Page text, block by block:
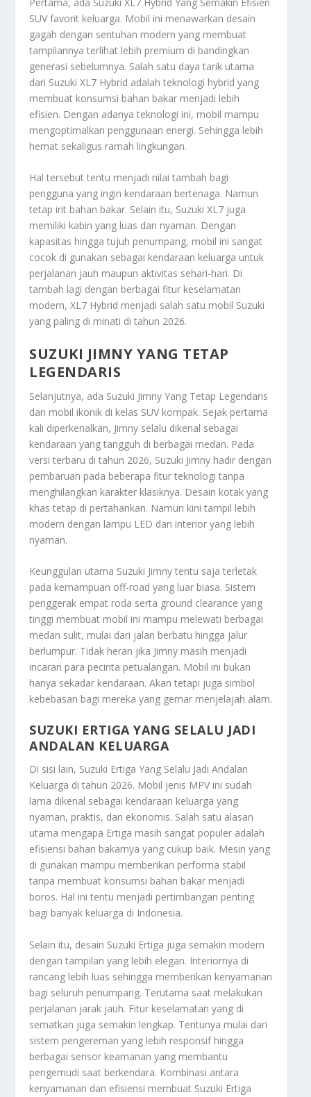
SUV favorit keluarga. Mobil ini menawarkan desain
gagah dengan sentuhan modern yang membuat
tampilannya terlihat lebih premium di bandingkan
generasi sebelumnya. Salah satu daya tarik utama
dari Suzuki XL7 Hybrid adalah teknologi hybrid yang
membuat konsumsi bahan bakar menjadi lebih
efisien. Dengan adanya teknologi ini, mobil mampu
mengoptimalkan penggunaan energi. Sehingga lebih
hemat sekaligus ramah lingkungan.
Hal tersebut tentu menjadi nilai tambah bagi
pengguna yang ingin kendaraan bertenaga. Namun
tetap irit bahan bakar. Selain itu, Suzuki XL7 juga
memiliki kabin yang luas dan nyaman. Dengan
kapasitas hingga tujuh penumpang, mobil ini sangat
cocok di gunakan sebagai kendaraan keluarga untuk
perjalanan jauh maupun aktivitas sehari-hari. Di
tambah lagi dengan berbagai fitur keselamatan
modern, XL7 Hybrid menjadi salah satu mobil Suzuki
yang paling di minati di tahun 2026.
SUZUKI JIMNY YANG TETAP
LEGENDARIS
Selanjutnya, ada Suzuki Jimny Yang Tetap Legendaris
dan mobil ikonik di kelas SUV kompak. Sejak pertama
kali diperkenalkan, Jimny selalu dikenal sebagai
kendaraan yang tangguh di berbagai medan. Pada
versi terbaru di tahun 2026, Suzuki Jimny hadir dengan
pembaruan pada beberapa fitur teknologi tanpa
menghilangkan karakter klasiknya. Desain kotak yang
khas tetap di pertahankan. Namun kini tampil lebih
modern dengan lampu LED dan interior yang lebih
nyaman.
Keunggulan utama Suzuki Jimny tentu saja terletak
pada kemampuan off-road yang luar biasa. Sistem
penggerak empat roda serta ground clearance yang
tinggi membuat mobil ini mampu melewati berbagai
medan sulit, mulai dari jalan berbatu hingga jalur
berlumpur. Tidak heran jika Jimny masih menjadi
incaran para pecinta petualangan. Mobil ini bukan
hanya sekadar kendaraan. Akan tetapi juga simbol
kebebasan bagi mereka yang gemar menjelajah alam.
SUZUKI ERTIGA YANG SELALU JADI
ANDALAN KELUARGA
Di sisi lain, Suzuki Ertiga Yang Selalu Jadi Andalan
Keluarga di tahun 2026. Mobil jenis MPV ini sudah
lama dikenal sebagai kendaraan keluarga yang
nyaman, praktis, dan ekonomis. Salah satu alasan
utama mengapa Ertiga masih sangat populer adalah
efisiensi bahan bakarnya yang cukup baik. Mesin yang
di gunakan mampu memberikan performa stabil
tanpa membuat konsumsi bahan bakar menjadi
boros. Hal ini tentu menjadi pertimbangan penting
bagi banyak keluarga di Indonesia.
Selain itu, desain Suzuki Ertiga juga semakin modern
dengan tampilan yang lebih elegan. Interiornya di
rancang lebih luas sehingga memberikan kenyamanan
bagi seluruh penumpang. Terutama saat melakukan
perjalanan jarak jauh. Fitur keselamatan yang di
sematkan juga semakin lengkap. Tentunya mulai dari
sistem pengereman yang lebih responsif hingga
berbagai sensor keamanan yang membantu
pengemudi saat berkendara. Kombinasi antara
kenyamanan dan efisiensi membuat Suzuki Ertiga